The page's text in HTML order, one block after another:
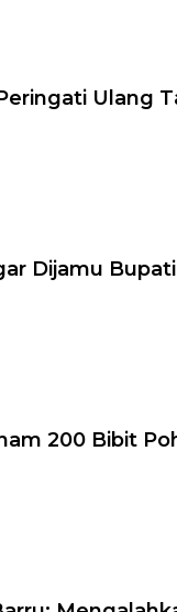
Ulang
Dijamu
200 Bibit